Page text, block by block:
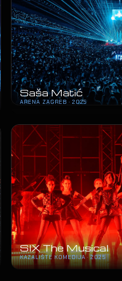
Saša Matić
ARENA ZAGREB · 2025
SIX The Musical
KAZALIŠTE KOMEDIJA · 2025